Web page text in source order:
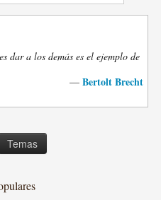
dar a los demás es el ejemplo de
— Bertolt Brecht
Temas